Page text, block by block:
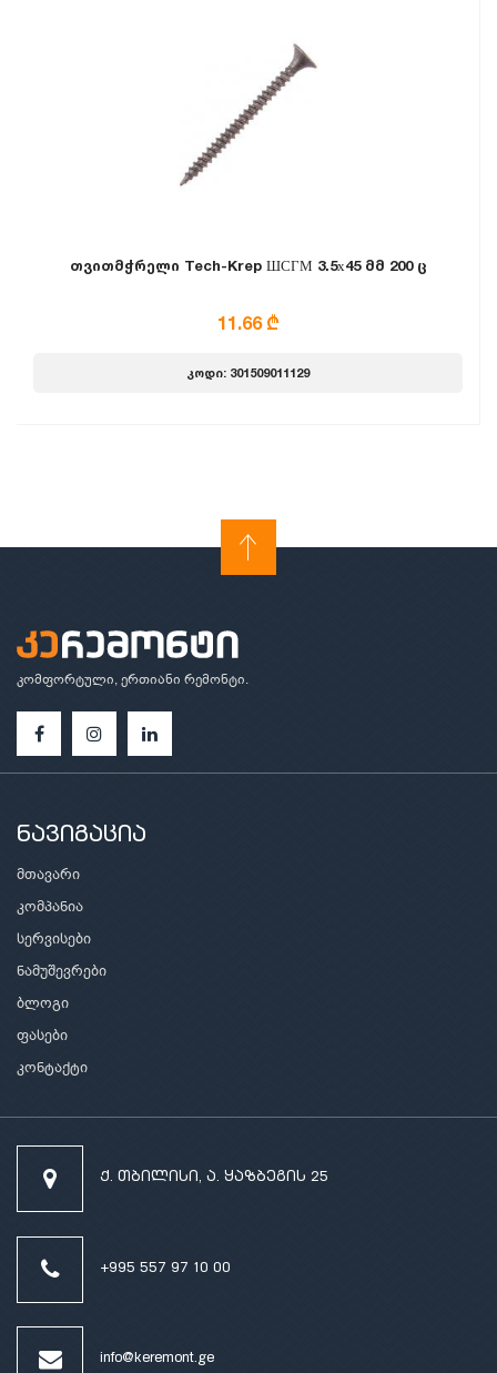
თვითმჭრელი Tech-Krep ШСГМ 3.5х45 მმ 200 ც
11.66 ₾
კოდი: 301509011129
კომფორტული, ერთიანი რემონტი.
ნავიგაცია
მთავარი
კომპანია
სერვისები
ნამუშევრები
ბლოგი
ფასები
კონტაქტი
ქ. თბილისი, ა. ყაზბეგის 25
+995 557 97 10 00
info@keremont.ge